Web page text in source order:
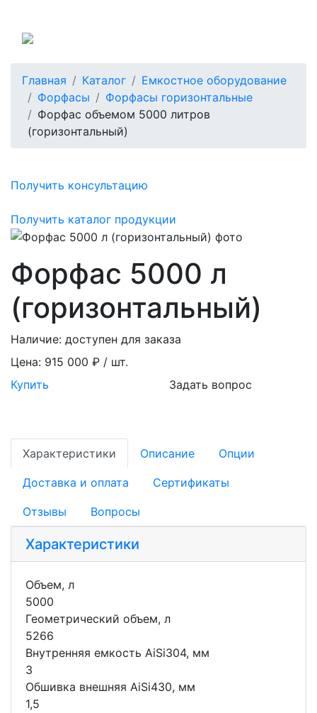
Главная Каталог
Емкостное оборудование
Форфасы
Форфасы горизонтальные
Форфас объемом 5000 литров
(горизонтальный)
Получить консультацию
Получить каталог продукции
Форфас 5000 л
(горизонтальный)
Наличие: доступен для заказа
Цена: 915 000 ₽ / шт.
Купить
Задать вопрос
Характеристики Описание Опции
Доставка и оплата Сертификаты
Отзывы Вопросы
Характеристики
Объем, л
5000
Геометрический объем, л
5266
Внутренняя емкость AiSi304, мм
3
Обшивка внешняя AiSi430, мм
1,5